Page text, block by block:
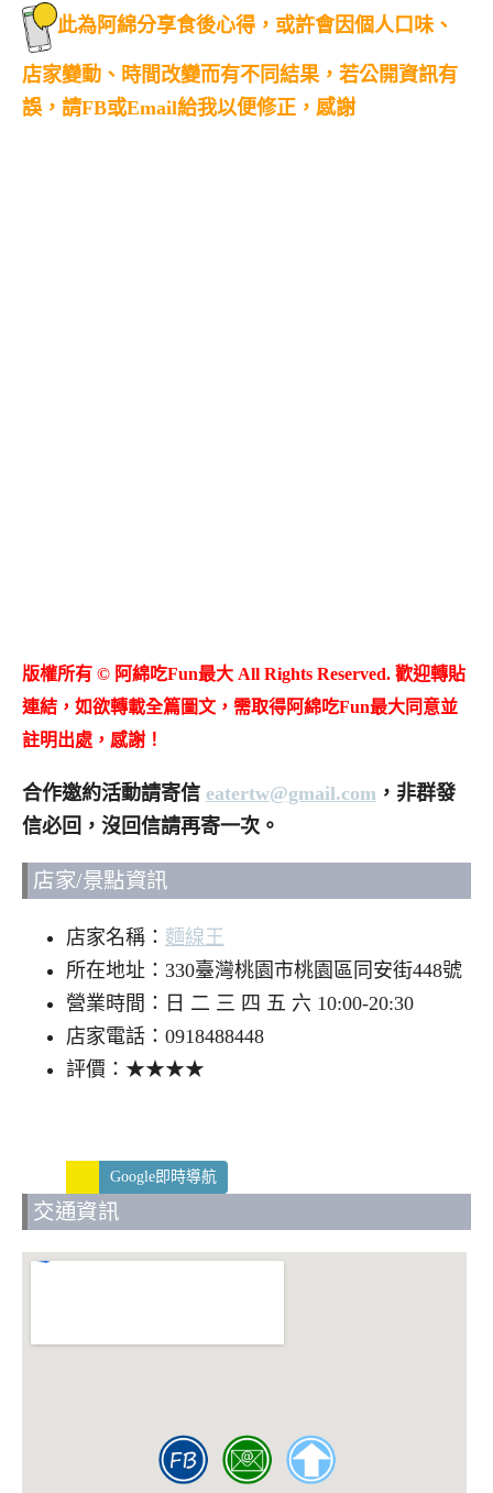
此為阿綿分享食後心得，或許會因個人口味、
店家變動、時間改變而有不同結果，若公開資訊有
誤，請FB或Email給我以便修正，感謝
版權所有 © 阿綿吃Fun最大 All Rights Reserved. 歡迎轉貼
連結，如欲轉載全篇圖文，需取得阿綿吃Fun最大同意並
註明出處，感謝！
合作邀約活動請寄信 eatertw@gmail.com ，非群發
信必回，沒回信請再寄一次。
店家/景點資訊
店家名稱： 麵線王
所在地址：330臺灣桃園市桃園區同安街448號
營業時間：日 二 三 四 五 六 10:00-20:30
店家電話：0918488448
評價：★★★★
Google即時導航
交通資訊